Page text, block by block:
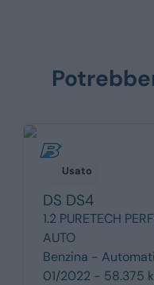
Usato
DS DS4
1.2 PURETECH
AUTO
Benzina -
01/2022 - 58.375